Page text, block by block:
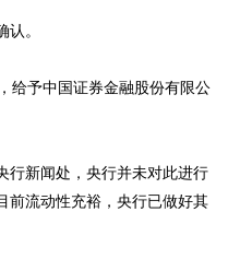
。
予中国证券金融股份有限公
新闻处，央行并未对此进行
前流动性充裕，央行已做好其